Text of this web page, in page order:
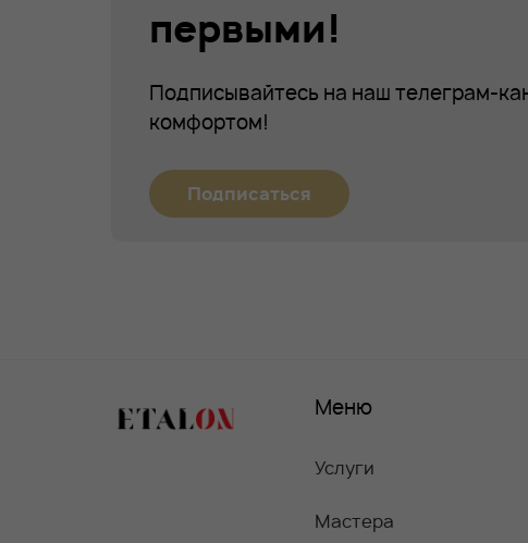
первыми!
Подписывайтесь на наш телеграм-
комфортом!
Подписаться
Меню
Услуги
Мастера